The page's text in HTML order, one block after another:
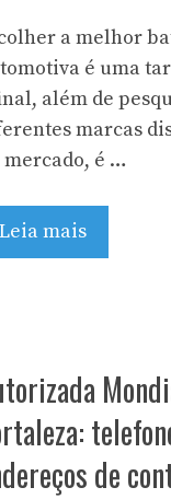
a melhor
é uma
além de
marcas
mercado, é …
Leia mais
de